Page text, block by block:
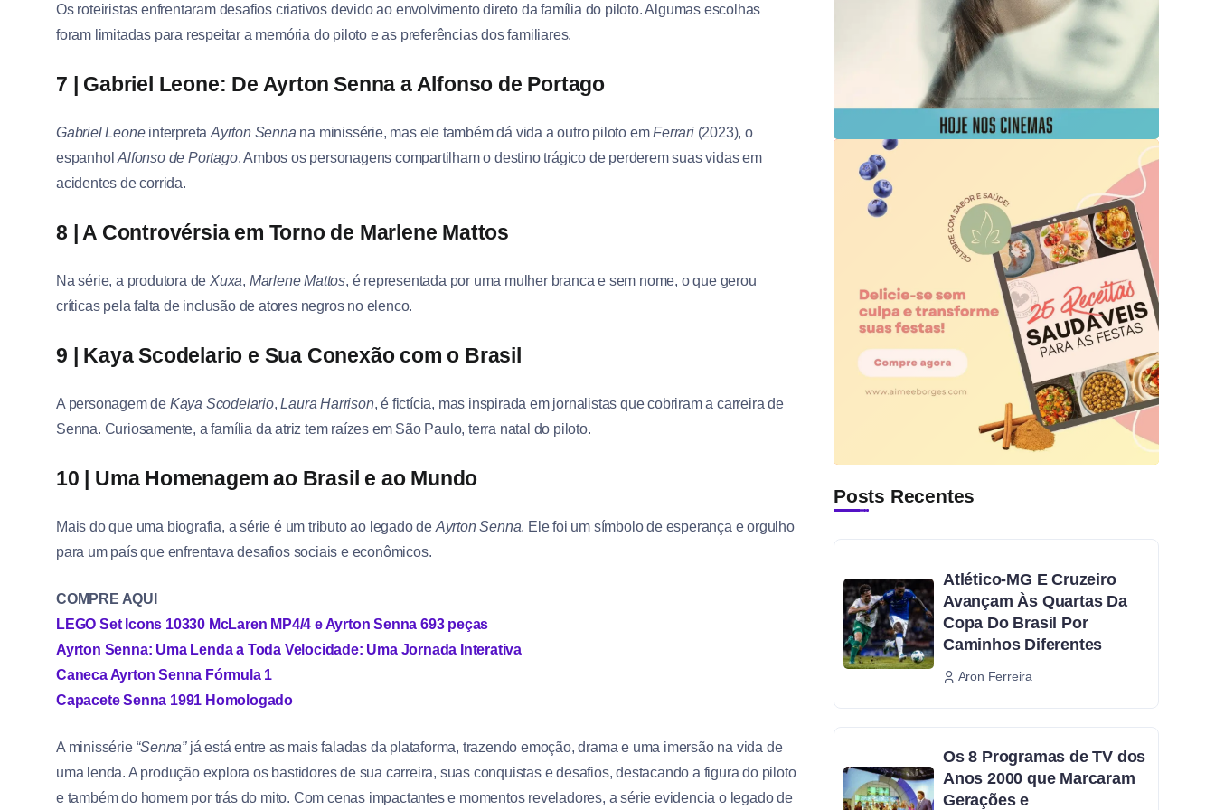
Os roteiristas enfrentaram desafios criativos devido ao envolvimento direto da família do piloto. Algumas escolhas
foram limitadas para respeitar a memória do piloto e as preferências dos familiares.
7 | Gabriel Leone: De Ayrton Senna a Alfonso de Portago
Gabriel LeoneinterpretaAyrton Senna na minissérie, mas ele também dá vida a outro piloto emFerrari(2023), o
espanholAlfonso de Portago. Ambos os personagens compartilham o destino trágico de perderem suas vidas em
acidentes de corrida.
8 | A Controvérsia em Torno de Marlene Mattos
Na série, a produtora de Xuxa, Marlene Mattos, é representada por uma mulher branca e sem nome, o que gerou
críticas pela falta de inclusão de atores negros no elenco.
9 | Kaya Scodelario e Sua Conexão com o Brasil
A personagem de Kaya Scodelario,Laura Harrison, é fictícia, mas inspirada em jornalistas que cobriram a carreira de
Senna. Curiosamente, a família da atriz tem raízes em São Paulo, terra natal do piloto.
10 | Uma Homenagem ao Brasil e ao Mundo
Mais do que uma biografia, a série é um tributo ao legado de Ayrton Senna. Ele foi um símbolo de esperança e orgulho
para um país que enfrentava desafios sociais e econômicos.
COMPRE AQUI
LEGO Set Icons 10330 McLaren MP4/4 e Ayrton Senna 693 peças
Ayrton Senna: Uma Lenda a Toda Velocidade: Uma Jornada Interativa
Caneca Ayrton Senna Fórmula 1
Capacete Senna 1991 Homologado
A minissérie “Senna”já está entre as mais faladas da plataforma, trazendo emoção, drama e uma imersão na vida de
uma lenda. A produção explora os bastidores de sua carreira, suas conquistas e desafios, destacando a figura do piloto
e também do homem por trás do mito. Com cenas impactantes e momentos reveladores, a série evidencia o legado de
Posts Recentes
Atlético-MG E Cruzeiro
Avançam Às Quartas Da
Copa Do Brasil Por
Caminhos Diferentes
Aron Ferreira
Os 8 Programas de TV dos
Anos 2000 que Marcaram
Gerações e